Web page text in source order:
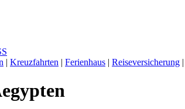
| Kreuzfahrten | Ferienhaus | Reiseversicherung |